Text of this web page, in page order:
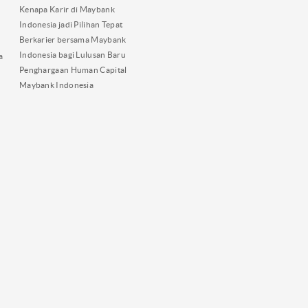
Kenapa Karir di Maybank
Indonesia jadi Pilihan Tepat
Berkarier bersama Maybank
Indonesia bagi Lulusan Baru
Penghargaan Human Capital
Maybank Indonesia